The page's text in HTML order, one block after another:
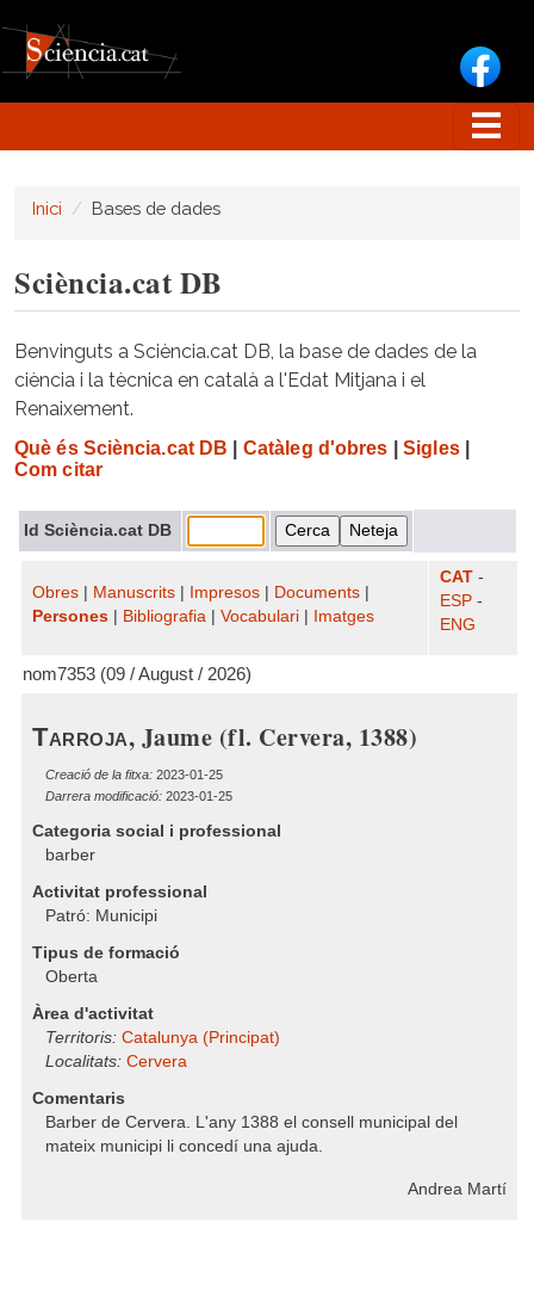
Inici Bases de dades
Sciència.cat DB
Benvinguts a Sciència.cat DB, la base de dades de la
ciència i la tècnica en català a l'Edat Mitjana i el
Renaixement.
Què és Sciència.cat DB Catàleg d'obres Sigles|
Com citar
Id Sciència.cat DB
Obres Manuscrits Impresos Documents
Persones
Bibliografia Vocabulari Imatges
CAT -
ESP -
ENG
nom7353 (09 / August / 2026)
Tarroja, Jaume (fl. Cervera, 1388)
Creació de la fitxa: 2023-01-25
Darrera modificació: 2023-01-25
Categoria social i professional
barber
Activitat professional
Patró: Municipi
Tipus de formació
Oberta
Àrea d'activitat
Territoris: Catalunya (Principat)
Localitats: Cervera
Comentaris
Barber de Cervera. L'any 1388 el consell municipal del
mateix municipi li concedí una ajuda.
Andrea Martí